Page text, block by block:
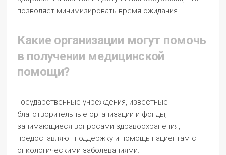
позволяет минимизировать время ожидания.
Какие организации могут помочь
в получении медицинской
помощи?
Государственные учреждения, известные
благотворительные организации и фонды,
занимающиеся вопросами здравоохранения,
предоставляют поддержку и помощь пациентам с
онкологическими заболеваниями.